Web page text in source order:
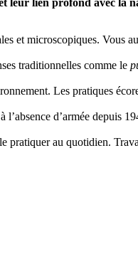
leur lien profond avec la
et microscopiques. Vous
traditionnelles comme le
Les pratiques
d’armée depuis
pratiquer au quotidien.